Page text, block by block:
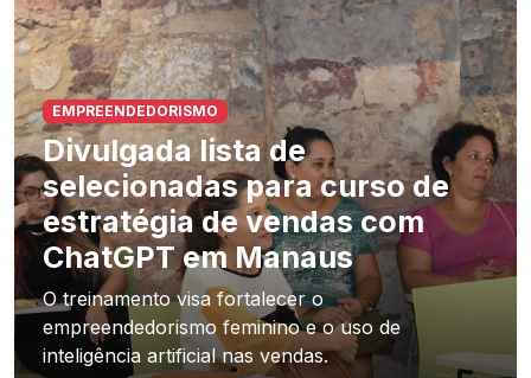
EMPREENDEDORISMO
Divulgada lista de
selecionadas para curso de
estratégia de vendas com
ChatGPT em Manaus
O treinamento visa fortalecer o
empreendedorismo feminino e o uso de
inteligência artificial nas vendas.